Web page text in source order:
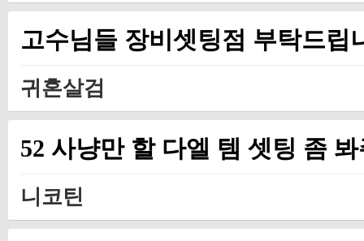
고수님들 장비셋팅점 부탁드립
귀혼살검
52 사냥만 할 다엘 템 셋팅 좀
니코틴